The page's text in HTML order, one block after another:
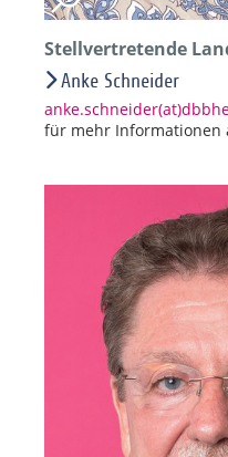
Stellvertretende
Anke Schneider
für mehr Informationen